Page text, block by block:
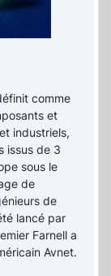
comme
et
industriels,
issus de 3
sous le
de
de
lancé par
Farnell a
Avnet.